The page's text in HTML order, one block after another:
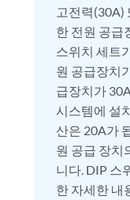
고전력(30A)
한 전원 공급
스위치 세트
원 공급장치
급장치가
시스템에 설
산은 20A가
원 공급 장치
니다. DIP 스
한 자세한 내